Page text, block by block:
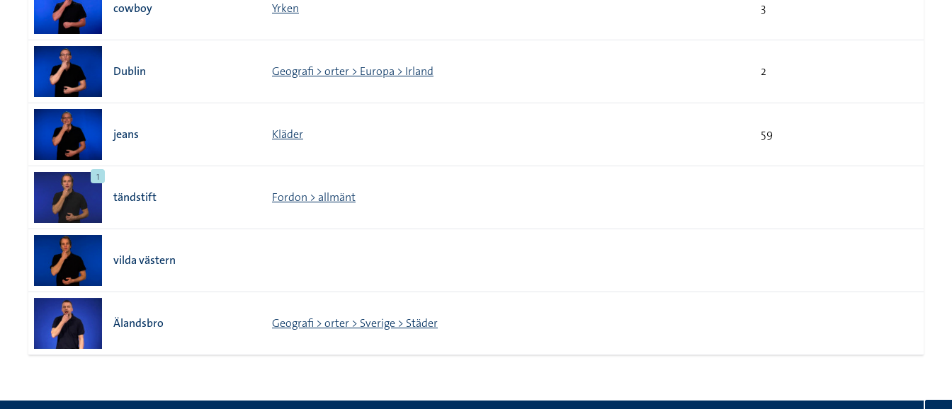
cowboy Yrken 3
Dublin Geografi > orter > Europa > Irland 2
jeans Kläder 59
1
tändstift Fordon > allmänt
vilda västern
Älandsbro Geografi > orter > Sverige > Städer